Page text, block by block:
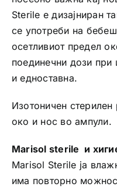
Sterile е дизајниран
се употреби на
осетливиот предел
поединечни дози при
и едноставна.
Изотоничен
око и нос во ампули.
Marisol sterile и
Marisol Sterile ја
има повторно